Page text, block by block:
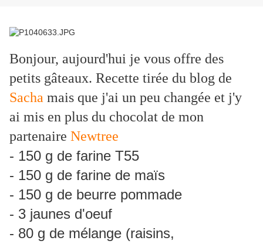
Bonjour, aujourd'hui je vous offre des
petits gâteaux. Recette tirée du blog de
Sacha mais que j'ai un peu changée et j'y
ai mis en plus du chocolat de mon
partenaire Newtree
- 150 g de farine T55
- 150 g de farine de maïs
- 150 g de beurre pommade
- 3 jaunes d'oeuf
- 80 g de mélange (raisins,